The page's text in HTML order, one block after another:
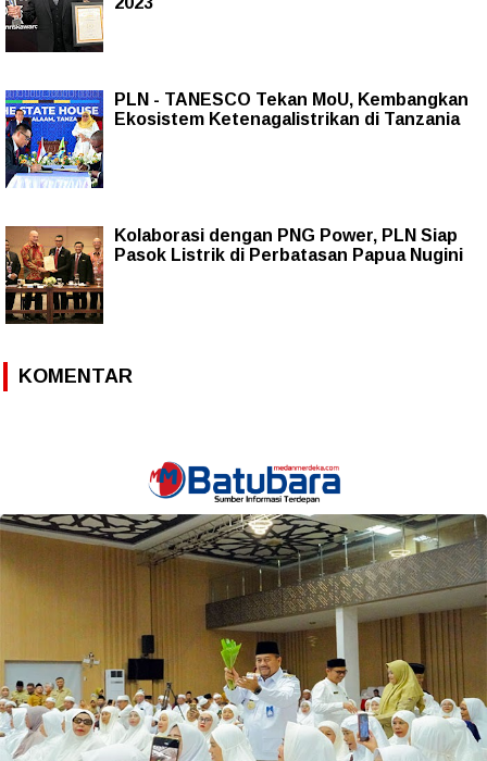
PLN - TANESCO Tekan MoU, Kembangkan
Ekosistem Ketenagalistrikan di Tanzania
Kolaborasi dengan PNG Power, PLN Siap
Pasok Listrik di Perbatasan Papua Nugini
KOMENTAR